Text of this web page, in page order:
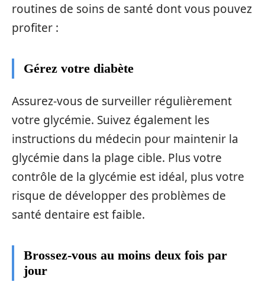
routines de soins de santé dont vous pouvez
profiter :
Gérez votre diabète
Assurez-vous de surveiller régulièrement
votre glycémie. Suivez également les
instructions du médecin pour maintenir la
glycémie dans la plage cible. Plus votre
contrôle de la glycémie est idéal, plus votre
risque de développer des problèmes de
santé dentaire est faible.
Brossez-vous au moins deux fois par
jour